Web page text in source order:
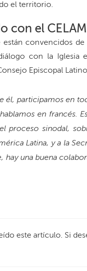
el territorio.
con el
están convencidos
con la Iglesia
Episcopal
él, participamos en
en francés.
proceso sinodal,
Latina, y a la
hay una buena
este artículo. Si